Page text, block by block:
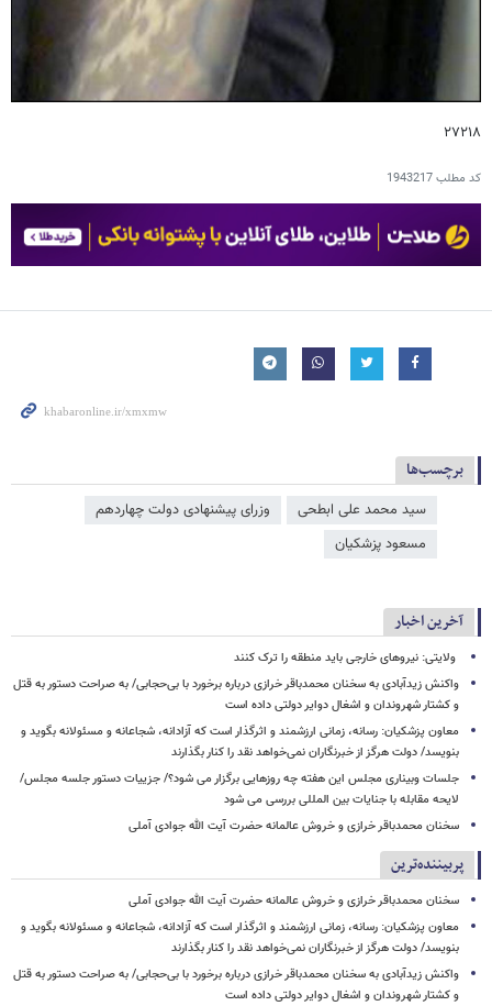
۲۷۲۱۸
کد مطلب1943217
برچسب‌ها
سید محمد علی ابطحی
وزرای پیشنهادی دولت چهاردهم
مسعود پزشکیان
آخرین اخبار
ولایتی: نیروهای خارجی باید منطقه را ترک کنند
واکنش زیدآبادی به سخنان محمدباقر خرازی درباره برخورد با بی‌حجابی/ به صراحت دستور به قتل
و کشتار شهروندان و اشغال دوایر دولتی داده است
معاون پزشکیان: رسانه، زمانی ارزشمند و اثرگذار است که آزادانه، شجاعانه و مسئولانه بگوید و
بنویسد/ دولت هرگز از خبرنگاران نمی‌خواهد نقد را کنار بگذارند
جلسات وبیناری مجلس این هفته چه روزهایی برگزار می شود؟/ جزییات دستور جلسه مجلس/
لایحه مقابله با جنایات بین المللی بررسی می شود
سخنان محمدباقر خرازی و خروش عالمانه حضرت آیت الله جوادی آملی
پربیننده‌ترین
سخنان محمدباقر خرازی و خروش عالمانه حضرت آیت الله جوادی آملی
معاون پزشکیان: رسانه، زمانی ارزشمند و اثرگذار است که آزادانه، شجاعانه و مسئولانه بگوید و
بنویسد/ دولت هرگز از خبرنگاران نمی‌خواهد نقد را کنار بگذارند
واکنش زیدآبادی به سخنان محمدباقر خرازی درباره برخورد با بی‌حجابی/ به صراحت دستور به قتل
و کشتار شهروندان و اشغال دوایر دولتی داده است